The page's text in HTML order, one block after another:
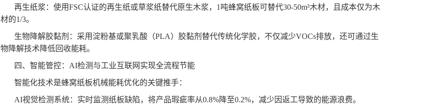
再生纸浆：使用FSC认证的再生纸或草浆纸替代原生木浆，1吨蜂窝纸板可替代30-50m³木材，且成本仅为木
材的1/3。
生物降解胶黏剂：采用淀粉基或聚乳酸（PLA）胶黏剂替代传统化学胶，不仅减少VOCs排放，还可通过生
物降解技术降低回收能耗。
四、智能管控：AI检测与工业互联网实现全流程节能
智能化技术是蜂窝纸板机械能耗优化的关键推手：
AI视觉检测系统：实时监测纸板缺陷，将产品瑕疵率从0.8%降至0.2%，减少因返工导致的能源浪费。